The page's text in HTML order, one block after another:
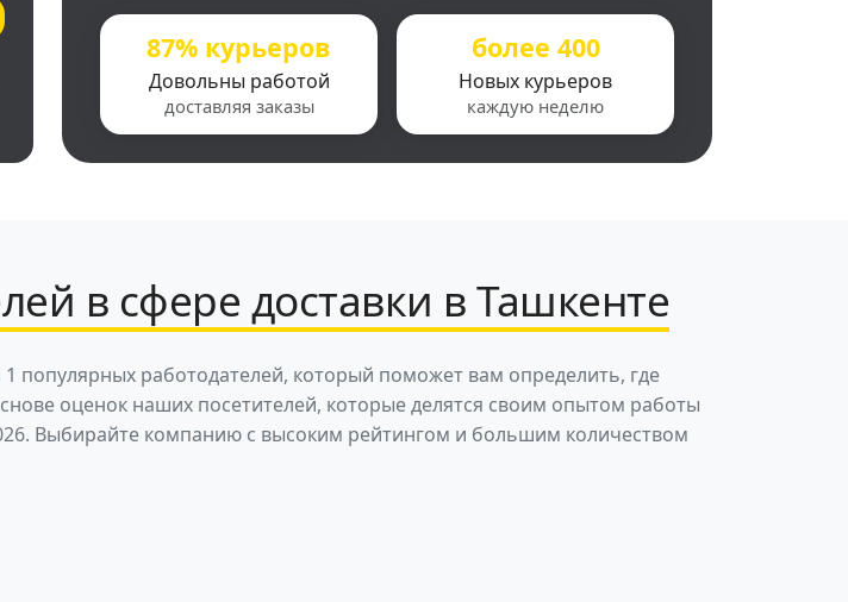
87% курьеров
Довольны работой
доставляя заказы
более 400
Новых курьеров
каждую неделю
в сфере доставки в Ташкенте
популярных работодателей, который поможет вам определить, где
оценок наших посетителей, которые делятся своим опытом работы
Выбирайте компанию с высоким рейтингом и большим количеством